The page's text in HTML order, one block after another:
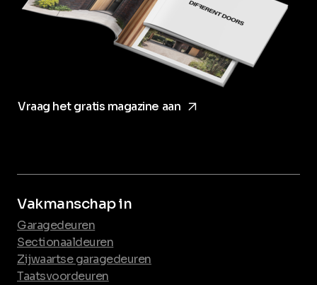
Vakmanschap in
Garagedeuren
Sectionaaldeuren
Zijwaartse garagedeuren
Taatsvoordeuren
Vraag het gratis magazine aanarrow_forward